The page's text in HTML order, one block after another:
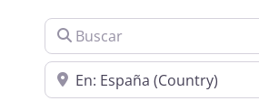
Buscar
Cerca de